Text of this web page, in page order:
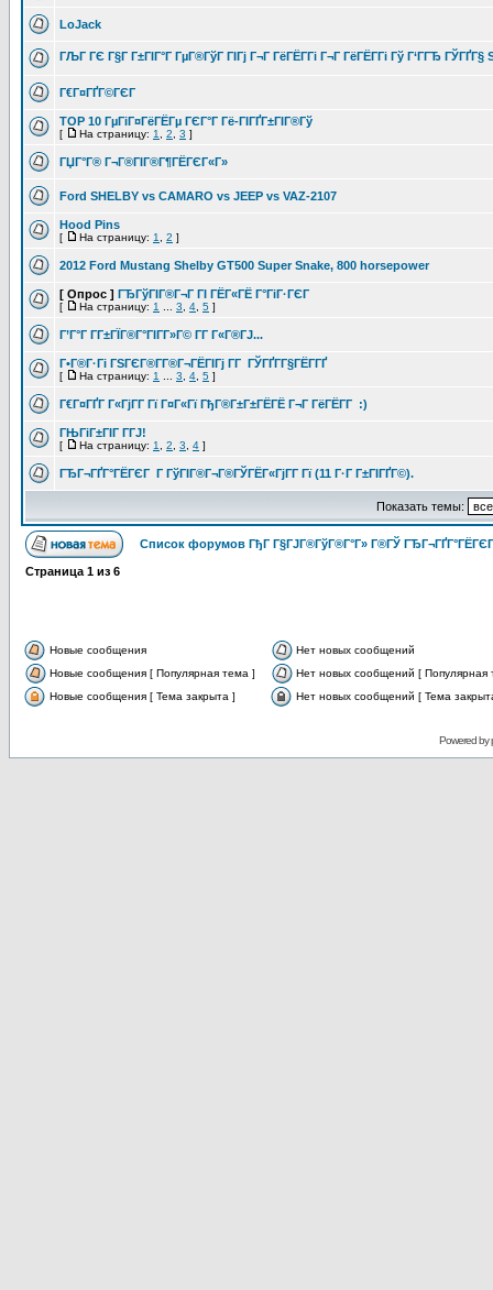
LoJack
ГЉГ ГЄ Г§Г Г±ГІГ°Г ГµГ®ГўГ ГІГј Г¬Г ГёГЁГ­Гі Г¬Г ГёГЁГ­Гі Гў Г‘ГГЂ ГЎГҐГ§
Г€Г¤ГҐГ©ГЄГ
TOP 10 ГµГіГ¤ГёГЁГµ ГЄГ°Г Гё-ГІГҐГ±ГІГ®Гў
[ На страницу: 1 2 3 ]
ГЏГ°Г® Г¬Г®ГІГ®Г¶ГЁГЄГ«Г»
Ford SHELBY vs CAMARO vs JEEP vs VAZ-2107
Hood Pins
[ На страницу: 1 2 ]
2012 Ford Mustang Shelby GT500 Super Snake, 800 horsepower
[ Опрос ] ГЂГўГІГ®Г¬Г ГІ ГЁГ«ГЁ Г°ГіГ·ГЄГ
[ На страницу: 1 3 4 5 ]
Г’Г°Г Г­Г±ГЇГ®Г°ГІГ­Г»Г© Г­Г Г«Г®ГЈ...
Г•Г®Г·Гі ГЅГЄГ®Г­Г®Г¬ГЁГІГј Г­Г ГЎГҐГ­Г§ГЁГ­ГҐ
[ На страницу: 1 3 4 5 ]
Г€Г¤ГҐГ Г«ГјГ­Г Гї Г¤Г«Гї ГђГ®Г±Г±ГЁГЁ Г¬Г ГёГЁГ­Г :)
ГЊГіГ±ГІГ Г­ГЈ!
[ На страницу: 1 2 3 4 ]
ГЂГ¬ГҐГ°ГЁГЄГ Г ГўГІГ®Г¬Г®ГЎГЁГ«ГјГ­Г Гї (11 Г·Г Г±ГІГҐГ©).
Показать темы:
Список форумов ГђГ Г§ГЈГ®ГўГ®Г°Г» Г®ГЎ
Страница 1 из 6
Новые сообщения
Нет новых сообщений
Новые сообщения [ Популярная тема ]
Нет новых сообщений [ Популярная
Новые сообщения [ Тема закрыта ]
Нет новых сообщений [ Тема
Powered by